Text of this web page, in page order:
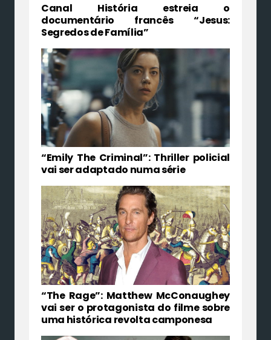
Canal História estreia o
documentário francês “Jesus:
Segredos de Família”
“Emily The Criminal”: Thriller policial
vai ser adaptado numa série
“The Rage”: Matthew McConaughey
vai ser o protagonista do filme sobre
uma histórica revolta camponesa